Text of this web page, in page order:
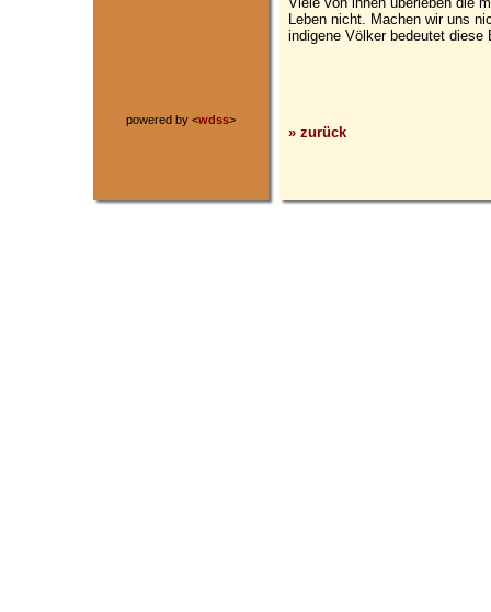
powered by <wdss>
Leben nicht. Machen wir uns
indigene Völker bedeutet diese
» zurück